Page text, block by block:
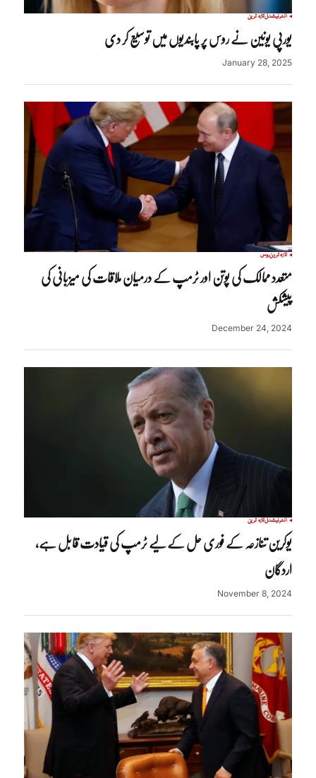
انٹرنیشنلتازہ ترین
یورپی یونین نے روس پر پابندیوں میں توسیع کر دی
January 28, 2025
تازہ ترینروس
متعدد ممالک کی پوتن اور ٹرمپ کے درمیان ملاقات کی میزبانی کی
پیشکش
December 24, 2024
انٹرنیشنلتازہ ترین
یوکرین تنازعہ کے فوری حل کے لیے ٹرمپ کی قیادت قابل ہے،
اردگان
November 8, 2024